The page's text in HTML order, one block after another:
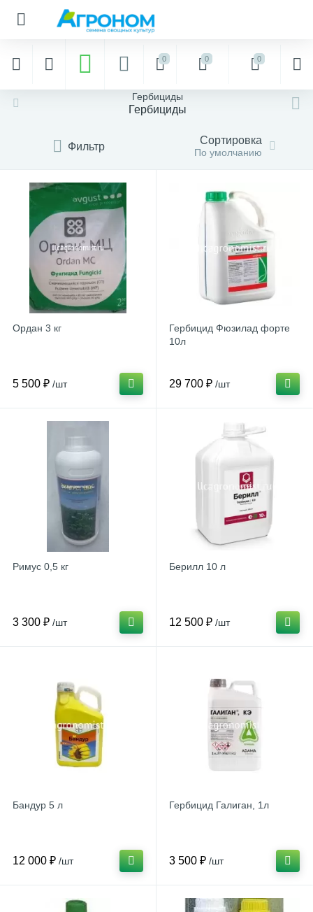
0 0 0
Гербициды
Гербициды
Фильтр Сортировка
По умолчанию
Ордан 3 кг
5 500 ₽ /шт
Гербицид Фюзилад форте
10л
29 700 ₽ /шт
Римус 0,5 кг
3 300 ₽ /шт
Берилл 10 л
12 500 ₽ /шт
Бандур 5 л
12 000 ₽ /шт
Гербицид Галиган, 1л
3 500 ₽ /шт